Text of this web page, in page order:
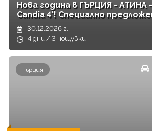
Нова година в ГЪРЦИЯ - АТИНА
Candia 4*! Специално
30.12.2026 г.
4 дни / 3 нощувки
Гърция